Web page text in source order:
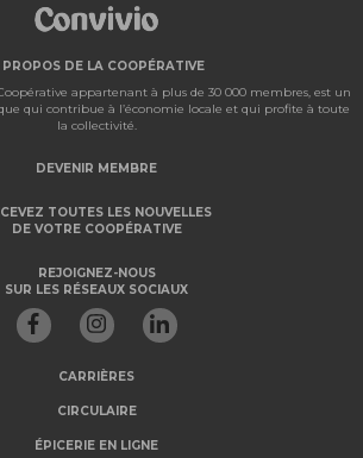
DE LA COOPÉRATIVE
appartenant à plus de 30 000 membres, est un
qui contribue à l’économie locale et qui profite à toute
la collectivité.
DEVENIR MEMBRE
TOUTES LES NOUVELLES
DE VOTRE COOPÉRATIVE
REJOIGNEZ-NOUS
SUR LES RÉSEAUX SOCIAUX
CARRIÈRES
CIRCULAIRE
ÉPICERIE EN LIGNE